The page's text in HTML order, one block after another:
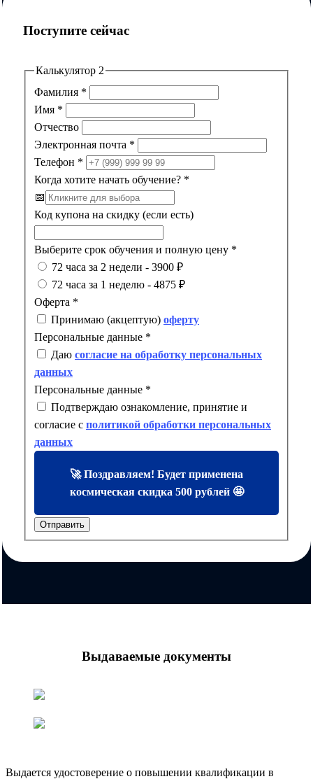
Поступите сейчас
Калькулятор 2
Фамилия *
Имя *
Отчество
Электронная почта *
Телефон *
Когда хотите начать обучение? *
📅
Код купона на скидку (если есть)
Выберите срок обучения и полную цену *
72 часа за 2 недели - 3900 ₽
72 часа за 1 неделю - 4875 ₽
Оферта *
Принимаю (акцептую) оферту
Персональные данные *
Даю согласие на обработку персональных
данных
Персональные данные *
Подтверждаю ознакомление, принятие и
согласие с политикой обработки персональных
данных
🚀 Поздравляем! Будет применена
космическая скидка 500 рублей 🤩
Отправить
Выдаваемые документы
Выдается удостоверение о повышении квалификации в